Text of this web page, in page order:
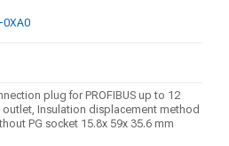
0XA0
plug for PROFIBUS up to 12
outlet, Insulation displacement method
PG socket 15.8x 59x 35.6 mm